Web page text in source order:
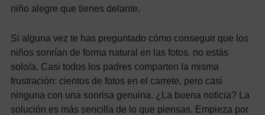
niño alegre que tienes delante.
Si alguna vez te has preguntado cómo conseguir que los
niños sonrían de forma natural en las fotos, no estás
solo/a. Casi todos los padres comparten la misma
frustración: cientos de fotos en el carrete, pero casi
ninguna con una sonrisa genuina. ¿La buena noticia? La
solución es más sencilla de lo que piensas. Empieza por